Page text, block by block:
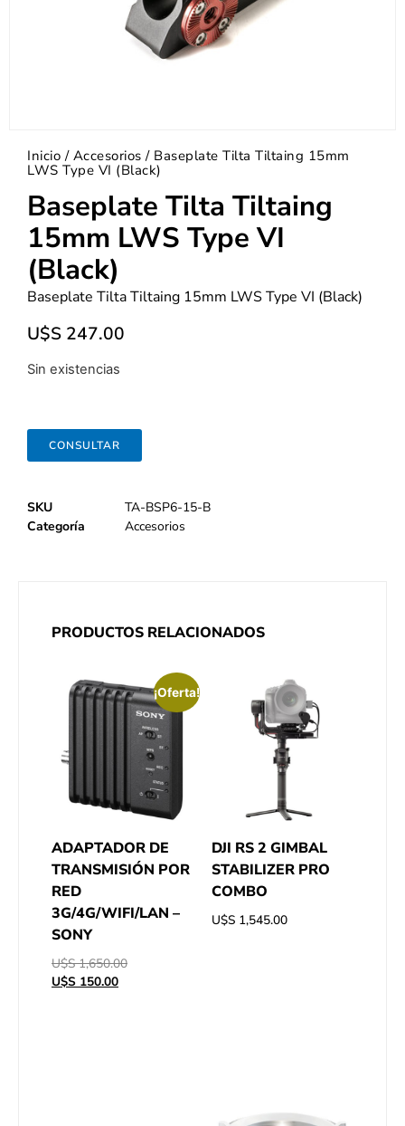
Inicio / Accesorios / Baseplate Tilta Tiltaing 15mm
LWS Type VI (Black)
Baseplate Tilta Tiltaing
15mm LWS Type VI
(Black)
Baseplate Tilta Tiltaing 15mm LWS Type VI (Black)
U$S 247.00
Sin existencias
CONSULTAR
SKU
TA-BSP6-15-B
Categoría
Accesorios
PRODUCTOS RELACIONADOS
¡Oferta!
ADAPTADOR DE
TRANSMISIÓN POR
RED
3G/4G/WIFI/LAN –
SONY
U$S1,650.00
U$S 150.00
DJI RS 2 GIMBAL
STABILIZER PRO
COMBO
U$S 1,545.00